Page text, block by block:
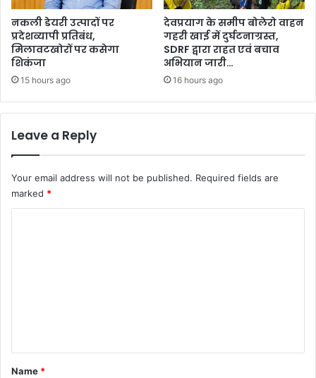
नकली डेयरी उत्पादों पर
प्रदेशव्यापी प्रतिबंध,
मिलावटखोरों पर कसेगा
शिकंजा
15 hours ago
देवप्रयाग के समीप बोलेरो वाहन
गहरी खाई में दुर्घटनाग्रस्त,
SDRF द्वारा राहत एवं बचाव
अभियान जारी…
16 hours ago
Leave a Reply
Your email address will not be published. Required fields are
marked *
*
Name *